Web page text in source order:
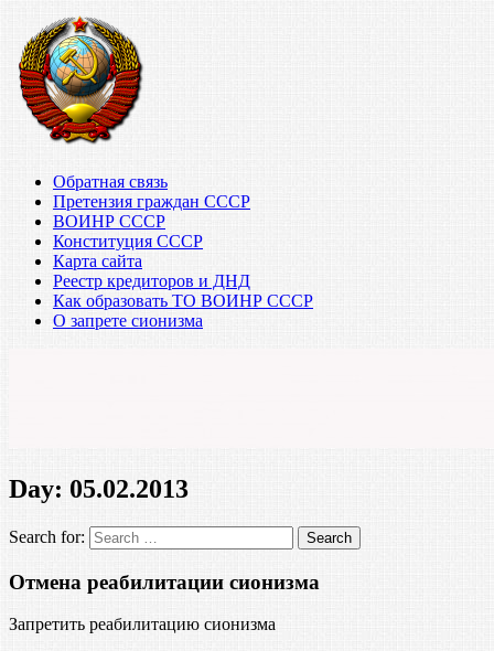
Обратная связь
Претензия граждан СССР
ВОИНР СССР
Конституция СССР
Карта сайта
Реестр кредиторов и ДНД
Как образовать ТО ВОИНР СССР
О запрете сионизма
Day: 05.02.2013
Search for:
Отмена реабилитации сионизма
Запретить реабилитацию сионизма